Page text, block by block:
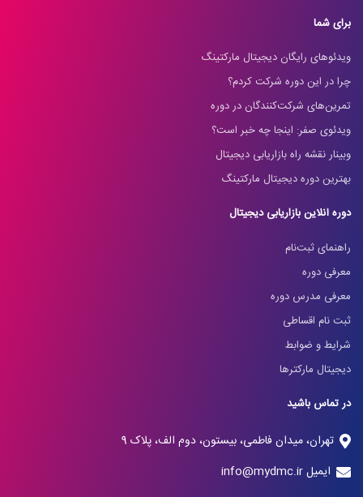
برای شما
ویدئوهای رایگان دیجیتال مارکتینگ
چرا در این دوره شرکت کردم؟
تمرین‌های شرکت‌کنندگان در دوره
ویدئوی صفر: اینجا چه خبر است؟
وبینار نقشه راه بازاریابی دیجیتال
بهترین دوره دیجیتال مارکتینگ
دوره آنلاین بازاریابی دیجیتال
راهنمای ثبت‌نام
معرفی دوره
معرفی مدرس دوره
ثبت نام اقساطی
شرایط و ضوابط
دیجیتال مارکترها
در تماس باشید
تهران، میدان فاطمی، بیستون، دوم الف، پلاک 9
ایمیل info@mydmc.ir